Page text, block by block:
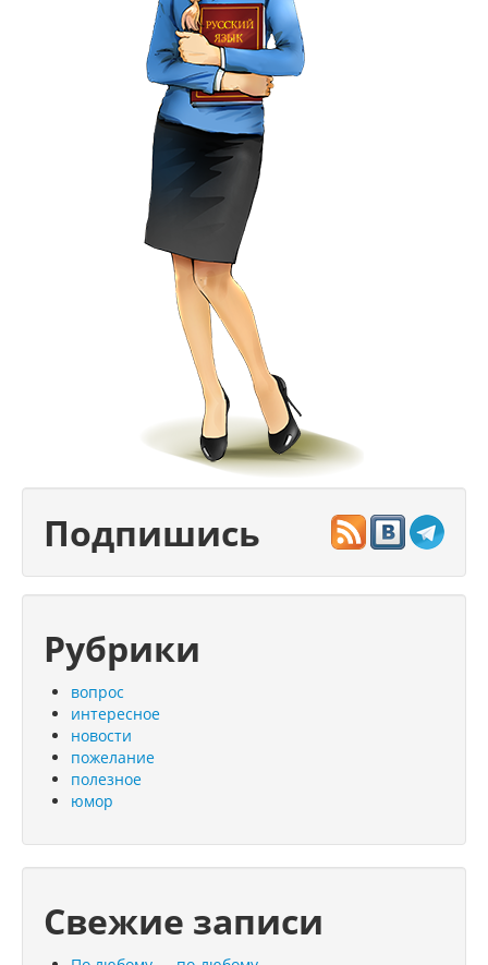
Подпишись
Рубрики
вопрос
интересное
новости
пожелание
полезное
юмор
Свежие записи